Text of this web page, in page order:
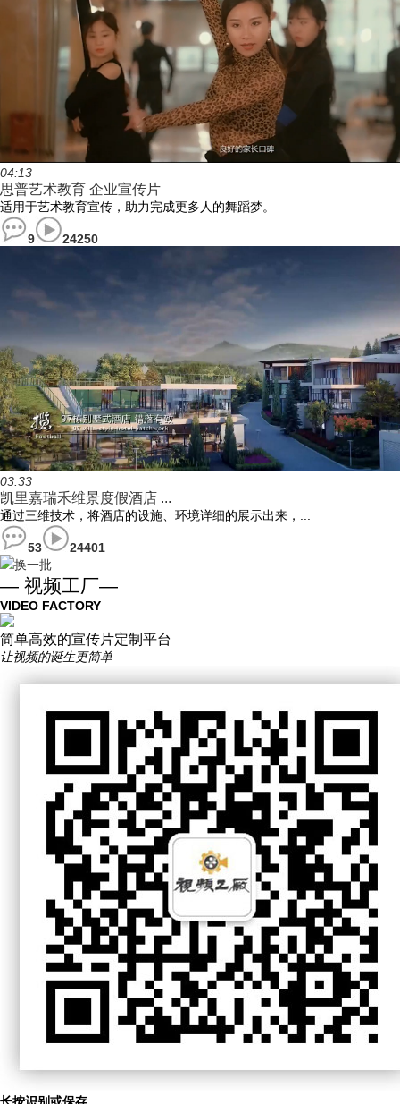
04:13
思普艺术教育 企业宣传片
适用于艺术教育宣传，助力完成更多人的舞蹈梦。
9 24250
03:33
凯里嘉瑞禾维景度假酒店 ...
通过三维技术，将酒店的设施、环境详细的展示出来，...
53
24401
换一批
— 视频工厂—
VIDEO FACTORY
简单高效的宣传片定制平台
让视频的诞生更简单